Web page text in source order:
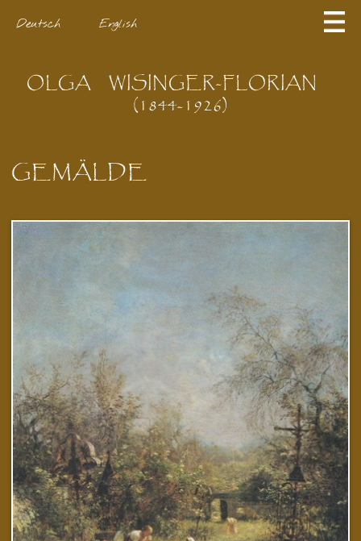
Deutsch English
OLGA
WISINGER-FLORIAN
(1844-1926)
GEMÄLDE